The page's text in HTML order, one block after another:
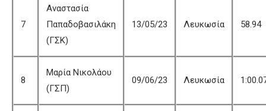
7
Αναστασία
Παπαδοβασιλάκη
(ΓΣΚ)
13/05/23 Λευκωσία 58.94
8
Μαρία Νικολάου
(ΓΣΠ)
09/06/23 Λευκωσία